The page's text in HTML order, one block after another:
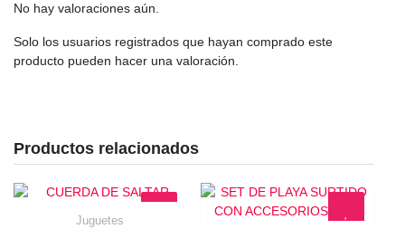
No hay valoraciones aún.
Solo los usuarios registrados que hayan comprado este
producto pueden hacer una valoración.
Productos relacionados
Juguetes